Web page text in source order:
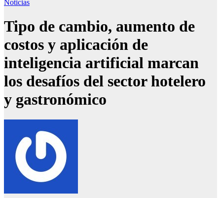
Noticias
Tipo de cambio, aumento de
costos y aplicación de
inteligencia artificial marcan
los desafíos del sector hotelero
y gastronómico